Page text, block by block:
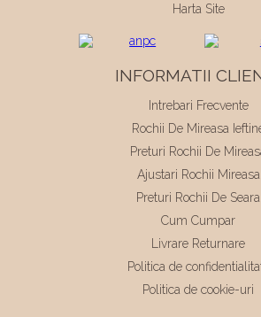
Harta Site
INFORMATII
Intrebari Frecvente
Rochii De Mireasa
Preturi Rochii De
Ajustari Rochii Mireasa
Preturi Rochii De Seara
Cum Cumpar
Livrare Returnare
Politica de
Politica de cookie-uri